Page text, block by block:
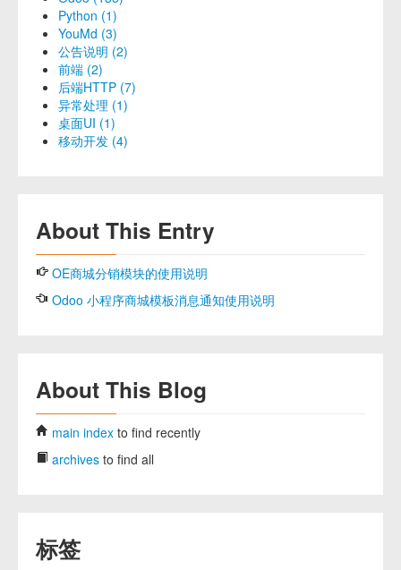
Python (1)
YouMd (3)
公告说明 (2)
前端 (2)
后端HTTP (7)
异常处理 (1)
桌面UI (1)
移动开发 (4)
About This Entry
OE商城分销模块的使用说明
Odoo 小程序商城模板消息通知使用说明
About This Blog
main index to find recently
archives to find all
标签